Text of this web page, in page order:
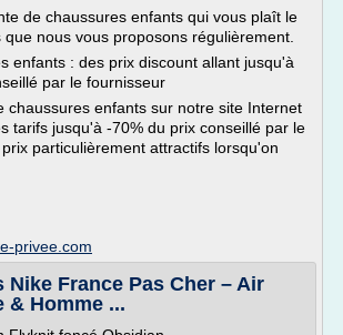
de chaussures enfants qui vous plaît le
que nous vous proposons régulièrement.
enfants : des prix discount allant jusqu'à
par le fournisseur
chaussures enfants sur notre site Internet
tarifs jusqu'à -70% du prix conseillé par le
particulièrement attractifs lorsqu'on
privee.com
Nike France Pas Cher – Air
& Homme ...